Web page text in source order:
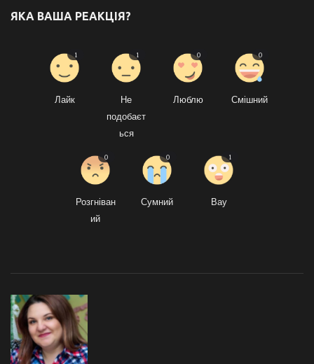
ЯКА ВАША РЕАКЦІЯ?
Лайк
1
Не
подобаєт
ься
1
Люблю
0
Смішний
0
Розгніван
ий
0
Сумний
0
Вау
1